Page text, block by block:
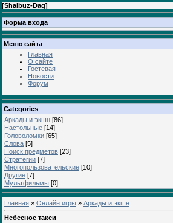
[Shalbuz-Dag]
Форма входа
Меню сайта
Главная
О сайте
Гостевая
Новости
Форум
Categories
Аркады и экшн [86]
Настольные [14]
Головоломки [65]
Слова [5]
Поиск предметов [23]
Стратегии [7]
Многопользовательские [10]
Другие [7]
Мультфильмы [0]
Главная » Онлайн игры » Аркады и экшн
Небесное такси